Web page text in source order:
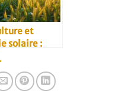
et
solaire :